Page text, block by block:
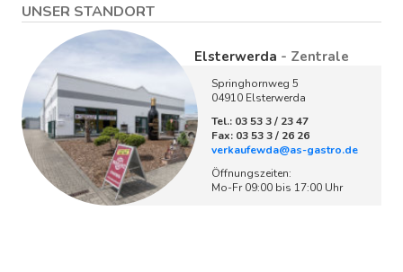
UNSER STANDORT
Elsterwerda - Zentrale
Springhornweg 5
04910 Elsterwerda
Tel.: 03 53 3 / 23 47
Fax: 03 53 3 / 26 26
verkaufewda@as-gastro.de
Öffnungszeiten:
Mo-Fr 09:00 bis 17:00 Uhr